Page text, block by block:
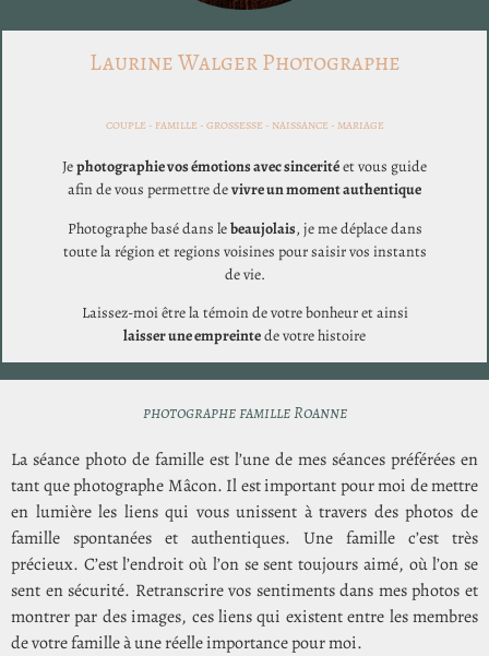
Laurine Walger Photographe
COUPLE - FAMILLE - GROSSESSE - NAISSANCE - MARIAGE
Jephotographie vos émotions avec sinceritéet vous guide
afin de vous permettre devivre un moment authentique
Photographe basé dans lebeaujolais, je me déplace dans
toute la région et regions voisines pour saisir vos instants
de vie.
Laissez-moi être la témoin de votre bonheur et ainsi
laisser une empreintede votre histoire
photographe famille Roanne
La séance photo de famille est l’une de mes séances préférées en
tant que photographe Mâcon. Il est important pour moi de mettre
en lumière les liens qui vous unissent à travers des photos de
famille spontanées et authentiques. Une famille c’est très
précieux. C’est l’endroit où l’on se sent toujours aimé, où l’on se
sent en sécurité. Retranscrire vos sentiments dans mes photos et
montrer par des images, ces liens qui existent entre les membres
de votre famille à une réelle importance pour moi.